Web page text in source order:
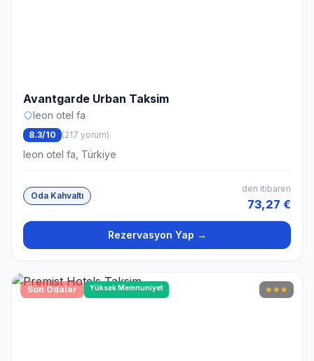
Avantgarde Urban Taksim
leon otel fa
8.3/10 (217 yorum)
leon otel fa, Türkiye
Oda Kahvaltı
den itibaren
73,27 €
Rezervasyon Yap →
Son Odalar Yüksek Memnuniyet ★★★